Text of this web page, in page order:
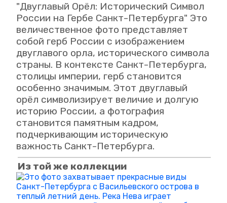
"Двуглавый Орёл: Исторический Символ
России на Гербе Санкт-Петербурга" Это
величественное фото представляет
собой герб России с изображением
двуглавого орла, исторического символа
страны. В контексте Санкт-Петербурга,
столицы империи, герб становится
особенно значимым. Этот двуглавый
орёл символизирует величие и долгую
историю России, а фотография
становится памятным кадром,
подчеркивающим историческую
важность Санкт-Петербурга.
Из той же коллекции